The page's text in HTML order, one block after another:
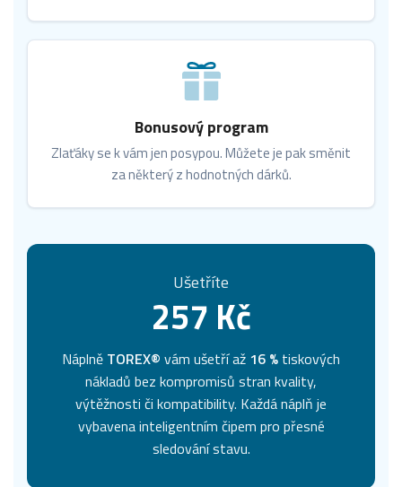
Bonusový program
Zlaťáky se k vám jen posypou. Můžete je pak směnit
za některý z hodnotných dárků.
Ušetříte
257 Kč
Náplně TOREX® vám ušetří až 16 % tiskových
nákladů bez kompromisů stran kvality,
výtěžnosti či kompatibility. Každá náplň je
vybavena inteligentním čipem pro přesné
sledování stavu.